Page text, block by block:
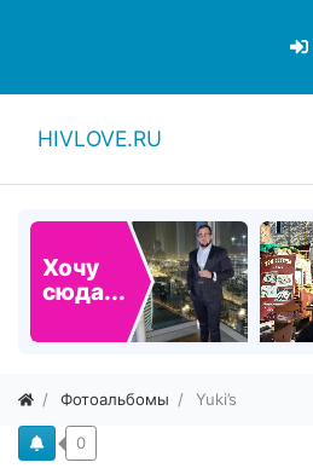
HIVLOVE.RU
Хочу
сюда...
Фотоальбомы Yuki’s
0